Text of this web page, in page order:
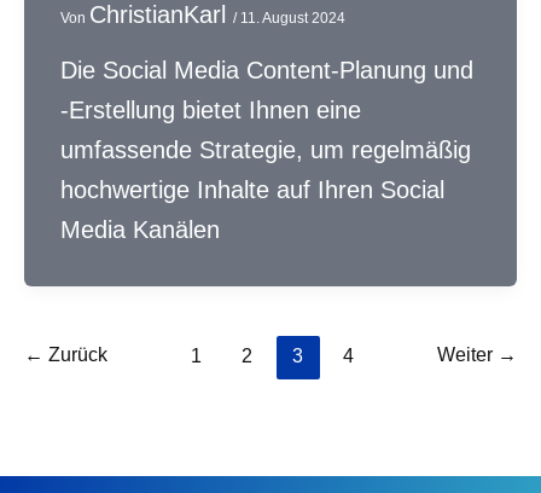
Von ChristianKarl / 11. August 2024
Die Social Media Content-Planung und
-Erstellung bietet Ihnen eine
umfassende Strategie, um regelmäßig
hochwertige Inhalte auf Ihren Social
Media Kanälen
← Zurück 1 2 3 4 Weiter →